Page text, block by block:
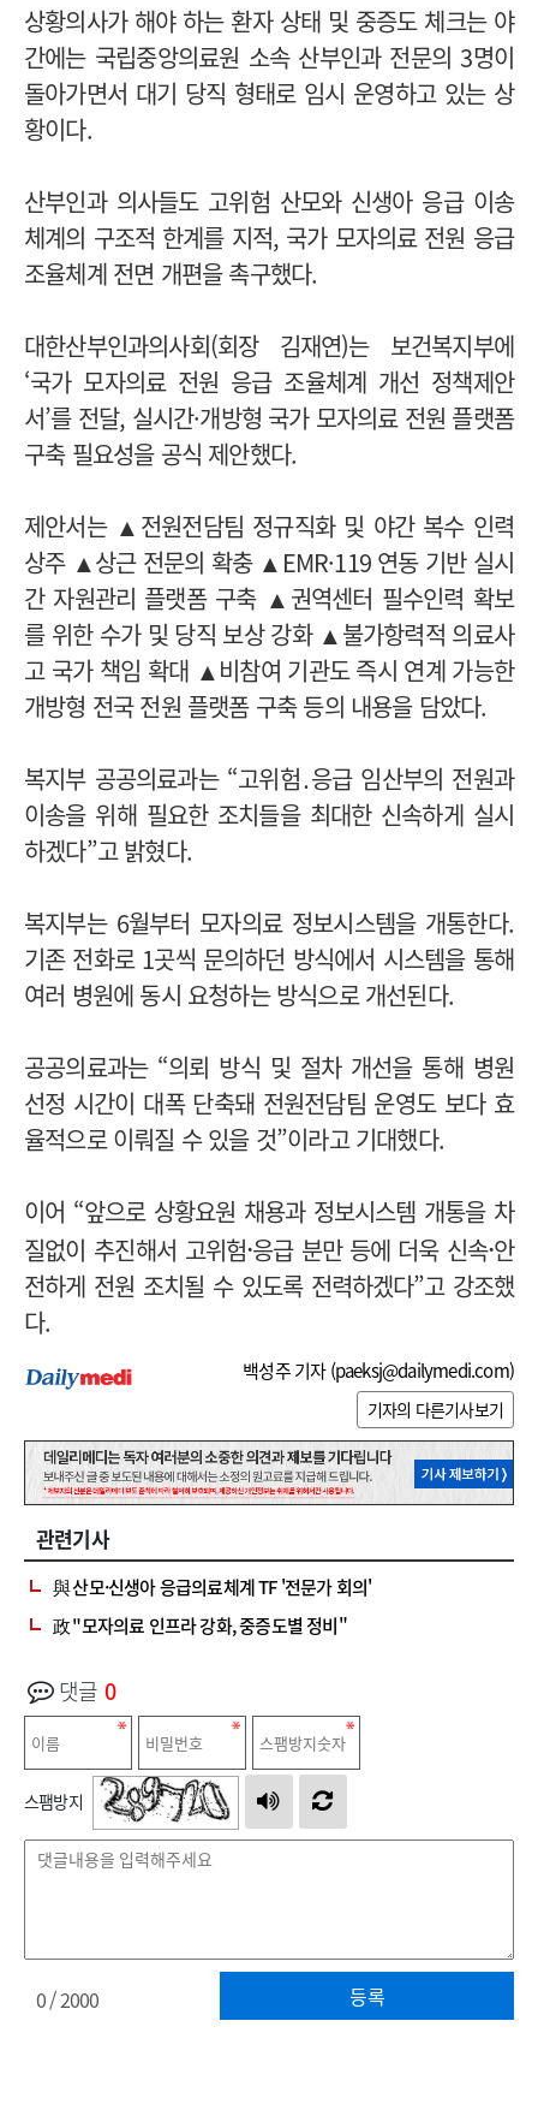
상황의사가 해야 하는 환자 상태 및 중증도 체크는 야
간에는 국립중앙의료원 소속 산부인과 전문의 3명이
돌아가면서 대기 당직 형태로 임시 운영하고 있는 상
황이다.
산부인과 의사들도 고위험 산모와 신생아 응급 이송
체계의 구조적 한계를 지적, 국가 모자의료 전원 응급
조율체계 전면 개편을 촉구했다.
대한산부인과의사회(회장 김재연)는 보건복지부에
‘국가 모자의료 전원 응급 조율체계 개선 정책제안
서’를 전달, 실시간·개방형 국가 모자의료 전원 플랫폼
구축 필요성을 공식 제안했다.
제안서는 ▲전원전담팀 정규직화 및 야간 복수 인력
상주 ▲상근 전문의 확충 ▲EMR·119 연동 기반 실시
간 자원관리 플랫폼 구축 ▲권역센터 필수인력 확보
를 위한 수가 및 당직 보상 강화 ▲불가항력적 의료사
고 국가 책임 확대 ▲비참여 기관도 즉시 연계 가능한
개방형 전국 전원 플랫폼 구축 등의 내용을 담았다.
복지부 공공의료과는 “고위험․응급 임산부의 전원과
이송을 위해 필요한 조치들을 최대한 신속하게 실시
하겠다”고 밝혔다.
복지부는 6월부터 모자의료 정보시스템을 개통한다.
기존 전화로 1곳씩 문의하던 방식에서 시스템을 통해
여러 병원에 동시 요청하는 방식으로 개선된다.
공공의료과는 “의뢰 방식 및 절차 개선을 통해 병원
선정 시간이 대폭 단축돼 전원전담팀 운영도 보다 효
율적으로 이뤄질 수 있을 것”이라고 기대했다.
이어 “앞으로 상황요원 채용과 정보시스템 개통을 차
질없이 추진해서 고위험·응급 분만 등에 더욱 신속·안
전하게 전원 조치될 수 있도록 전력하겠다”고 강조했
다.
백성주 기자 (paeksj@dailymedi.com)
기자의 다른기사보기
관련기사
與 산모·신생아 응급의료체계 TF '전문가 회의'
政 "모자의료 인프라 강화, 중증도별 정비"
댓글 0
스팸방지
등록
0/ 2000